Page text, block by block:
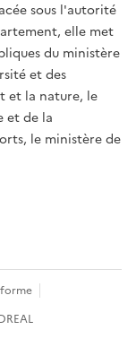
sous l'autorité
elle met
du ministère
et des
et la nature, le
et de la
le ministère de